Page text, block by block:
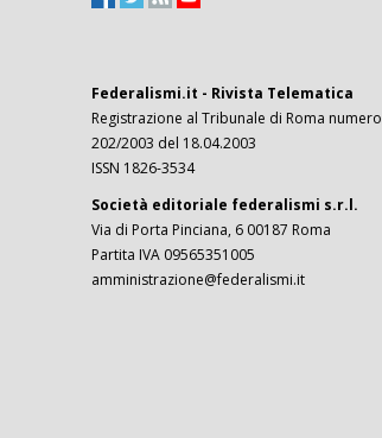
Federalismi.it - Rivista Telematica
Registrazione al Tribunale di Roma numero
202/2003 del 18.04.2003
ISSN 1826-3534
Società editoriale federalismi s.r.l.
Via di Porta Pinciana, 6 00187 Roma
Partita IVA 09565351005
amministrazione@federalismi.it